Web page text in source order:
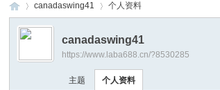
›
canadaswing41 个人资料
canadaswing41
https://www.laba688.cn/?8530285
主题 个人资料